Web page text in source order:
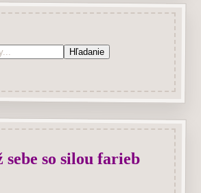
Hľadanie
sebe so silou farieb